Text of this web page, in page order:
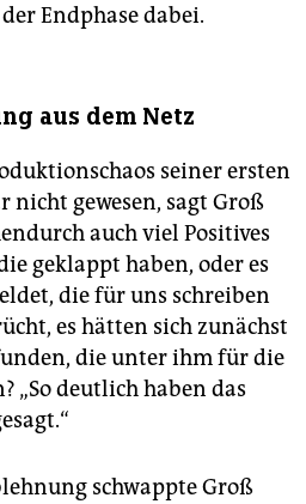
Endphase dabei.
aus dem Netz
seiner ersten
nicht gewesen, sagt Groß
auch viel Positives
geklappt haben, oder es
die für uns schreiben
es hätten sich zunächst
die unter ihm für die
„So deutlich haben das
schwappte Groß